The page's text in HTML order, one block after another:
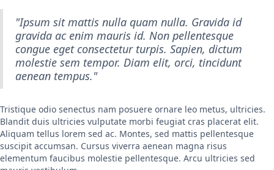
"Ipsum sit mattis nulla quam nulla. Gravida id
gravida ac enim mauris id. Non pellentesque
congue eget consectetur turpis. Sapien, dictum
molestie sem tempor. Diam elit, orci, tincidunt
aenean tempus."
Tristique odio senectus nam posuere ornare leo metus, ultricies.
Blandit duis ultricies vulputate morbi feugiat cras placerat elit.
Aliquam tellus lorem sed ac. Montes, sed mattis pellentesque
suscipit accumsan. Cursus viverra aenean magna risus
elementum faucibus molestie pellentesque. Arcu ultricies sed